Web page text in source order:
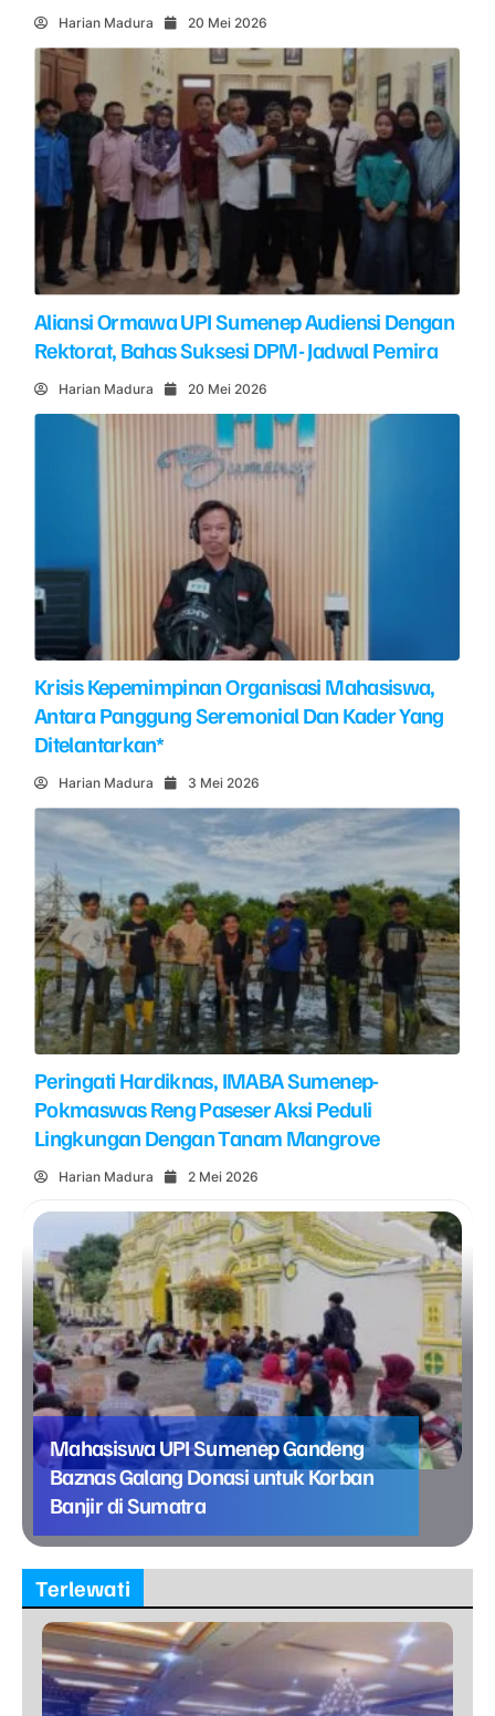
Harian Madura 20 Mei 2026
Aliansi Ormawa UPI Sumenep Audiensi Dengan
Rektorat, Bahas Suksesi DPM- Jadwal Pemira
Harian Madura 20 Mei 2026
Krisis Kepemimpinan Organisasi Mahasiswa,
Antara Panggung Seremonial Dan Kader Yang
Ditelantarkan*
Harian Madura 3 Mei 2026
Peringati Hardiknas, IMABA Sumenep-
Pokmaswas Reng Paseser Aksi Peduli
Lingkungan Dengan Tanam Mangrove
Harian Madura 2 Mei 2026
Mahasiswa UPI Sumenep Gandeng
Baznas Galang Donasi untuk Korban
Banjir di Sumatra
Terlewati